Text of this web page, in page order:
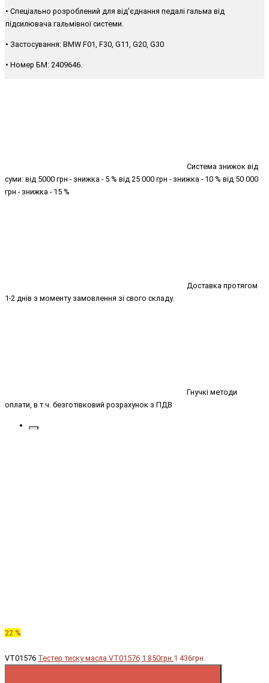
• Спеціально розроблений для від'єднання педалі гальма від
підсилювача гальмівної системи.
• Застосування: BMW F01, F30, G11, G20, G30
• Номер БМ: 2409646.
Система знижок від
суми: від 5000 грн - знижка - 5 % від 25 000 грн - знижка - 10 % від 50 000
грн - знижка - 15 %
Доставка протягом
1-2 днів з моменту замовлення зі свого складу.
Гнучкі методи
оплати, в т.ч. безготівковий розрахунок з ПДВ
22 %
VT01576 Тестер тиску масла VT01576 1 850грн.1 436грн.